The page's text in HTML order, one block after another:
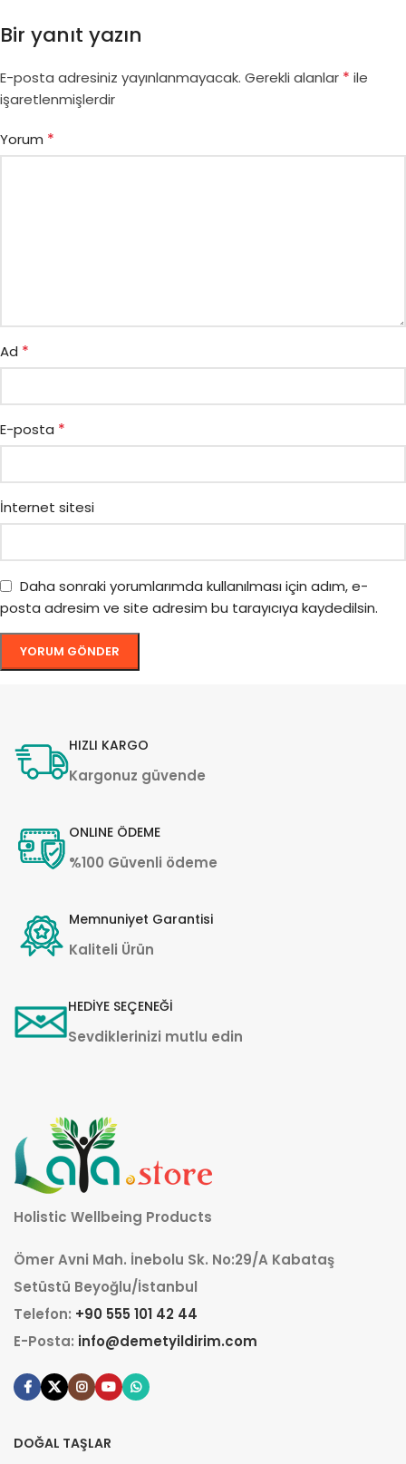
Bir yanıt yazın
E-posta adresiniz yayınlanmayacak. Gerekli alanlar * ile
işaretlenmişlerdir
Yorum *
Ad *
E-posta *
İnternet sitesi
Daha sonraki yorumlarımda kullanılması için adım, e-
posta adresim ve site adresim bu tarayıcıya kaydedilsin.
HIZLI KARGO
Kargonuz güvende
ONLINE ÖDEME
%100 Güvenli ödeme
Memnuniyet Garantisi
Kaliteli Ürün
HEDİYE SEÇENEĞİ
Sevdiklerinizi mutlu edin
Holistic Wellbeing Products
Ömer Avni Mah. İnebolu Sk. No:29/A Kabataş
Setüstü Beyoğlu/İstanbul
Telefon: +90 555 101 42 44
E-Posta: info@demetyildirim.com
DOĞAL TAŞLAR